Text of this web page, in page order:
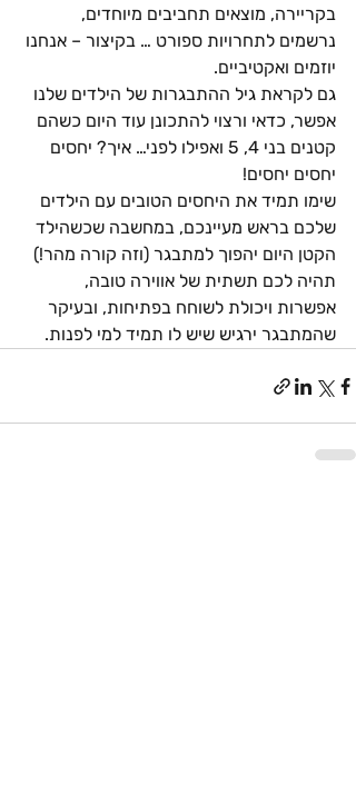
בקריירה, מוצאים תחביבים מיוחדים,
נרשמים לתחרויות ספורט … בקיצור – אנחנו
יוזמים ואקטיביים.
גם לקראת גיל ההתבגרות של הילדים שלנו
אפשר, כדאי ורצוי להתכונן עוד היום כשהם
קטנים בני 4, 5 ואפילו לפני… איך? יחסים
יחסים יחסים!
שימו תמיד את היחסים הטובים עם הילדים
שלכם בראש מעיינכם, במחשבה שכשהילד
הקטן היום יהפוך למתבגר (וזה קורה מהר!)
תהיה לכם תשתית של אווירה טובה,
אפשרות ויכולת לשוחח בפתיחות, ובעיקר
שהמתבגר ירגיש שיש לו תמיד למי לפנות.